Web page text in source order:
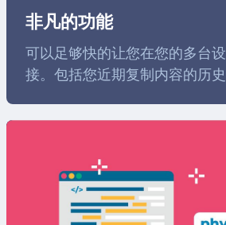
非凡的功能
可以足够快的让您在您的多台
接。包括您近期复制内容的历史